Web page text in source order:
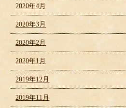
2020年4月
2020年3月
2020年2月
2020年1月
2019年12月
2019年11月